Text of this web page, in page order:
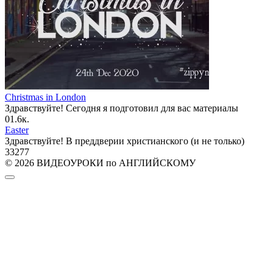
Christmas in London
Здравствуйте! Сегодня я подготовил для вас материалы
01.6к.
Easter
Здравствуйте! В преддверии христианского (и не только)
33277
© 2026 ВИДЕОУРОКИ по АНГЛИЙСКОМУ